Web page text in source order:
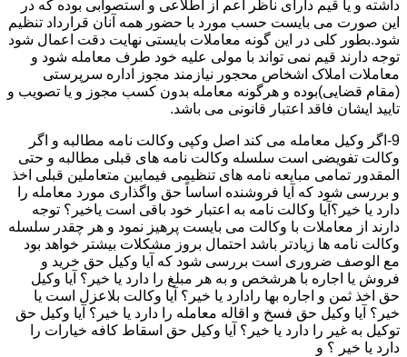
داشته و یا قیم دارای ناظر اعم از اطلاعی و استصوابی بوده که در
این صورت می بایست حسب مورد با حضور همه آنان قرارداد تنظیم
شود.بطور کلی در این گونه معاملات بایستی نهایت دقت اعمال شود
توجه دارند قیم نمی تواند با مولی علیه خود طرف معامله شود و
معاملات املاک اشخاص محجور نیازمند مجوز اداره سرپرستی
(مقام قضایی)بوده و هرگونه معامله بدون کسب مجوز و یا تصویب و
تایید ایشان فاقد اعتبار قانونی می باشد.
9-اگر وکیل معامله می کند اصل وکپی وکالت نامه مطالبه و اگر
وکالت تفویضی است سلسله وکالت نامه های قبلی مطالبه و حتی
المقدور تمامی مبایعه نامه های تنظیمی فیمابین متعاملین قبلی اخذ
و بررسی شود که آیا فروشنده اساساً حق واگذاری مورد معامله را
دارد یا خیر؟آیا وکالت نامه به اعتبار خود باقی است یاخیر؟ توجه
دارند از معاملات با وکالت می بایست پرهیز نمود و هر چقدر سلسله
وکالت نامه ها زیادتر باشد احتمال بروز مشکلات بیشتر خواهد بود
مع الوصف ضروری است بررسی شود که آیا وکیل حق خرید و
فروش یا اجاره با هرشخص و به هر مبلغ را دارد یا خیر؟ آیا وکیل
حق اخذ ثمن و اجاره بها رادارد یا خیر؟ آیا وکالت بلاعزل است یا
خیر؟ آیا وکیل حق فسخ و اقاله معامله را دارد یا خیر؟ آیا وکیل حق
توکیل به غیر را دارد یا خیر؟ آیا وکیل حق اسقاط کافه خیارات را
دارد یا خیر ؟ و